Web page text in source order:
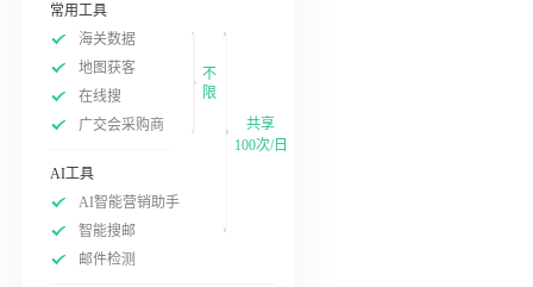
常用工具
海关数据
地图获客
在线搜
广交会采购商
不
限
AI工具
AI智能营销助手
智能搜邮
邮件检测
共享
100次/日